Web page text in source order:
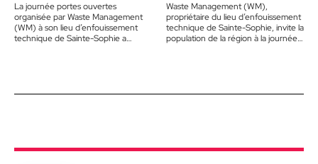
ouvertes
La journée portes ouvertes
organisée par Waste Management
(WM) à son lieu d’enfouissement
technique de Sainte-Sophie a
Waste Management (WM),
propriétaire du lieu d’enfouissement
technique de Sainte-Sophie, invite la
population de la région à la journée